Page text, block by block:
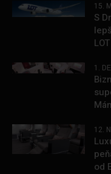
15.
S
1.
12.
od